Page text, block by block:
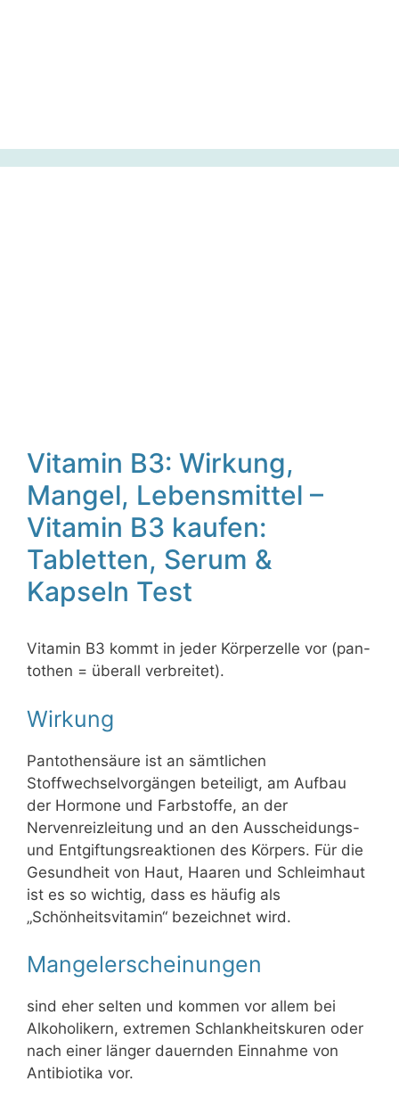
Vitamin B3: Wirkung,
Mangel, Lebensmittel –
Vitamin B3 kaufen:
Tabletten, Serum &
Kapseln Test
Vitamin B3 kommt in jeder Körperzelle vor (pan-
tothen = überall verbreitet).
Wirkung
Pantothensäure ist an sämtlichen
Stoffwechselvorgängen beteiligt, am Aufbau
der Hormone und Farbstoffe, an der
Nervenreizleitung und an den Ausscheidungs-
und Entgiftungsreaktionen des Körpers. Für die
Gesundheit von Haut, Haaren und Schleimhaut
ist es so wichtig, dass es häufig als
„Schönheitsvitamin“ bezeichnet wird.
Mangelerscheinungen
sind eher selten und kommen vor allem bei
Alkoholikern, extremen Schlankheitskuren oder
nach einer länger dauernden Einnahme von
Antibiotika vor.